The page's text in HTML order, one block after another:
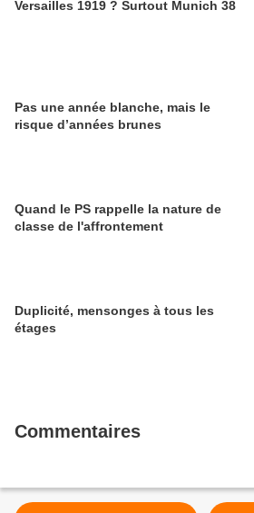
Versailles 1919 ? Surtout Munich 38
Pas une année blanche, mais le
risque d’années brunes
Quand le PS rappelle la nature de
classe de l'affrontement
Duplicité, mensonges à tous les
étages
Commentaires